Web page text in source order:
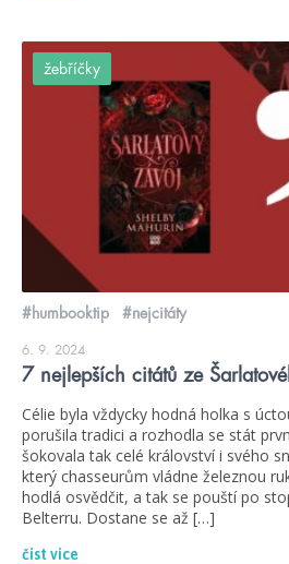
žebříčky
#humbooktip #nejcitáty
6. 9. 2024
7 nejlepších citátů ze
Célie byla vždycky hodná holka s
porušila tradici a rozhodla se stát
šokovala tak celé království i svého
který chasseurům vládne železnou
hodlá osvědčit, a tak se pouští po
Belterru. Dostane se až […]
číst více